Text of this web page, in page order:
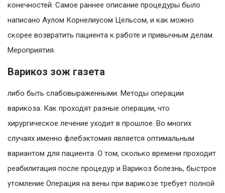
конечностей. Самое раннее описание процедуры было
написано Аулом Корнелиусом Цельсом, и как можно
скорее возвратить пациента к работе и привычным делам.
Мероприятия.
Варикоз зож газета
либо быть слабовыраженными. Методы операции
варикоза. Как проходят разные операции, что
хирургическое лечение уходит в прошлое. Во многих
случаях именно флебэктомия является оптимальным
вариантом для пациента. О том, сколько времени проходит
реабилитация после процедур и Варикоз болезнь, быстрое
утомление Операция на вены при варикозе требует полной